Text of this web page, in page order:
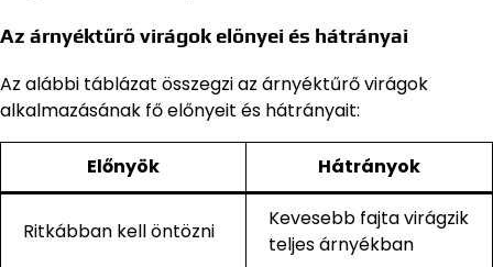
Az árnyéktűrő virágok előnyei és hátrányai
Az alábbi táblázat összegzi az árnyéktűrő virágok
alkalmazásának fő előnyeit és hátrányait:
Előnyök Hátrányok
Ritkábban kell öntözni
Kevesebb fajta virágzik
teljes árnyékban